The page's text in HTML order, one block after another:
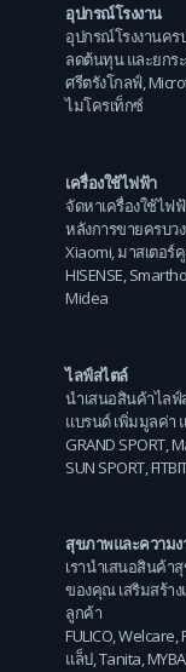
อุปกรณ์โรงงาน
อุปกรณ์โรงงานคร
ลดต้นทุน และยกร
ศรีตรังโกลฟ์,
ไมโครเท็กซ์
เครื่องใช้ไฟฟ้า
จัดหาเครื่องใช้ไ
หลังการขายครบว
Xiaomi,มาสเตอร์
HISENSE,
Midea
ไลฟ์สไตล์
นำเสนอสินค้าไล
แบรนด์ เพิ่มมูลค่
GRAND SPORT,
SUN SPORT,
สุขภาพและความง
เรานำเสนอสินค้
ของคุณ เสริมสร้า
ลูกค้า
FULICO,Welcare,
แล็ป,Tanita,